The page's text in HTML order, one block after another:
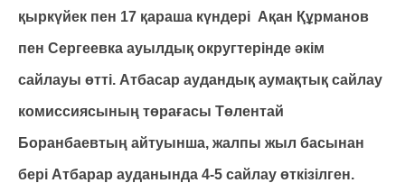
қыркүйек пен 17 қараша күндері Ақан Құрманов
пен Сергеевка ауылдық округтерінде әкім
сайлауы өтті. Атбасар аудандық аумақтық сайлау
комиссиясының төрағасы Төлентай
Боранбаевтың айтуынша, жалпы жыл басынан
бері Атбарар ауданында 4-5 сайлау өткізілген.